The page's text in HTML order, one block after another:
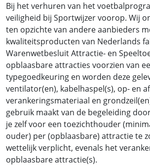
Bij het verhuren van het
veiligheid bij Sportwijzer voorop. Wij
ten opzichte van andere aanbieders
kwaliteitsproducten van Nederlands
Warenwetbesluit Attractie- en
opblaasbare attracties voorzien van
typegoedkeuring en worden deze
ventilator(en), kabelhaspel(s), op- en
verankeringsmateriaal en
gebruik maakt van de begeleiding
je zelf voor een toezichthouder
ouder) per (opblaasbare) attractie te
wettelijk verplicht, evenals het
opblaasbare attractie(s).